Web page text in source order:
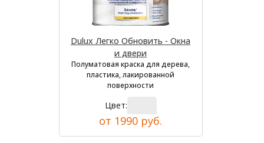
Dulux Легко Обновить - Окна
и двери
Полуматовая краска для дерева,
пластика, лакированной
поверхности
Цвет:
от 1990 руб.